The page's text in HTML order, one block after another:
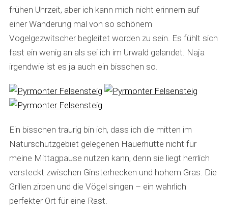
frühen Uhrzeit, aber ich kann mich nicht erinnern auf
einer Wanderung mal von so schönem
Vogelgezwitscher begleitet worden zu sein. Es fühlt sich
fast ein wenig an als sei ich im Urwald gelandet. Naja
irgendwie ist es ja auch ein bisschen so.
Ein bisschen traurig bin ich, dass ich die mitten im
Naturschutzgebiet gelegenen Hauerhütte nicht für
meine Mittagpause nutzen kann, denn sie liegt herrlich
versteckt zwischen Ginsterhecken und hohem Gras. Die
Grillen zirpen und die Vögel singen – ein wahrlich
perfekter Ort für eine Rast.